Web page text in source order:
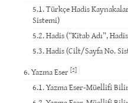
5.1. Türkçe Hadis
Sistemi)
5.2. Hadis (“Kitab Adı”,
5.3. Hadis (Cilt/Sayfa No.
6. Yazma Eser [2]
6.1. Yazma Eser-Müellifi